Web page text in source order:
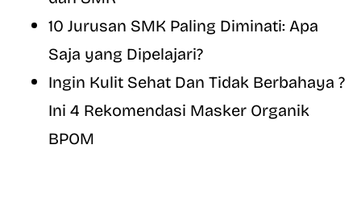
10 Jurusan SMK Paling Diminati: Apa
Saja yang Dipelajari?
Ingin Kulit Sehat Dan Tidak Berbahaya ?
Ini 4 Rekomendasi Masker Organik
BPOM